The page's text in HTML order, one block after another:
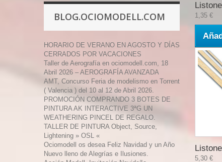
BLOG.OCIOMODELL.COM
HORARIO DE VERANO EN AGOSTO Y DÍAS
CERRADOS POR VACACIONES
Taller de Aerografía en ociomodell.com, 18
Abril 2026 – AEROGRAFÍA AVANZADA
AMT, Concurso Feria de modelismo en Torrent
( Valencia ) del 10 al 12 de Abril 2026.
PROMOCIÓN COMPRANDO 3 BOTES DE
PINTURA AK INTERACTIVE 3ªG UN
WEATHERING PINCEL DE REGALO.
TALLER DE PINTURA Object, Source,
Lightening » OSL «
Ociomodell os desea Feliz Navidad y un Año
Nuevo lleno de Alegrías e Ilusiones.
1,35 €
5,30 €